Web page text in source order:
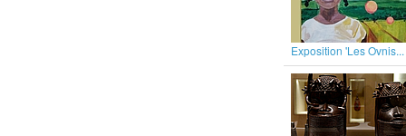
Exposition 'Les Ovnis...